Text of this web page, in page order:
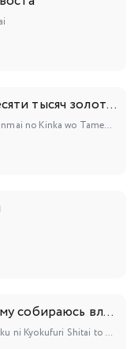
Сбережение восьмидесяти тысяч золотых монет в другом мире к моей старости
Rougo ni Sonaete Isekai de 8-manmai no Kinka wo Tamemasu
Не люблю боль, поэтому собираюсь вложить всё в защиту 2
Itai no wa Iya nanode Bougyoryoku ni Kyokufuri Shitai to Omoimasu. 2